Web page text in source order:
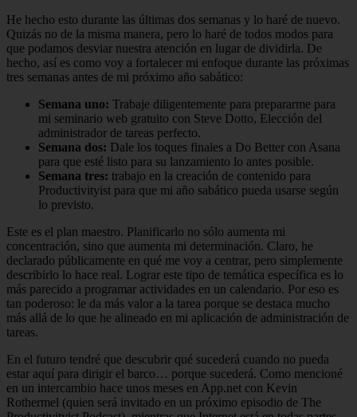
He hecho esto durante las últimas dos semanas y lo haré de nuevo.
Quizás no de la misma manera, pero lo haré de todos modos para
que podamos desviar nuestra atención en lugar de dividirla. De
hecho, así es como voy a fortalecer mi enfoque durante las próximas
tres semanas antes de mi próximo año sabático:
Semana uno: Trabaje diligentemente para prepararme para
mi seminario web gratuito con Steve Dotto, Elección del
administrador de tareas perfecto.
Semana dos: Dale los toques finales a Do Better con Asana
para que esté listo para su lanzamiento lo antes posible.
Semana tres: trabajo en la creación de contenido para
Productivityist para que mi año sabático pueda usarse según
lo previsto.
Este es el plan maestro. Planificarlo no sólo aumenta mi
concentración, sino que aumenta mi determinación. Claro, he
declarado públicamente en qué me voy a centrar, pero simplemente
describirlo lo hace real. Lograr este tipo de temática específica es lo
más parecido a programar actividades en un calendario. Por eso es
tan poderoso: le da más valor a la tarea porque se destaca mucho
más allá de lo que he alineado en mi aplicación de administración de
tareas.
En el futuro tendré que descubrir qué sucederá cuando no pueda
estar aquí para dirigir el barco… porque sucederá. Como mencioné
en un intercambio hace unos meses en App.net con Kevin
Rothermel (quien será invitado en un próximo episodio de The